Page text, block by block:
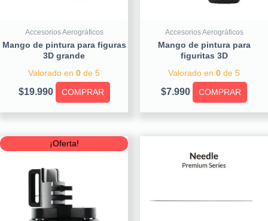
Accesorios Aerográficos
Mango de pintura para figuras
3D grande
Valorado en 0 de 5
$19.990 COMPRAR
Accesorios Aerográficos
Mango de pintura para
figuritas 3D
Valorado en 0 de 5
$7.990 COMPRAR
¡Oferta!Original
price
Current
price